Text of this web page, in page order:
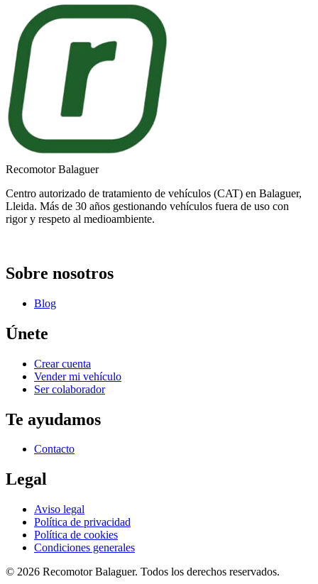
Recomotor Balaguer
Centro autorizado de tratamiento de vehículos (CAT) en Balaguer,
Lleida. Más de 30 años gestionando vehículos fuera de uso con
rigor y respeto al medioambiente.
Sobre nosotros
Blog
Únete
Crear cuenta
Vender mi vehículo
Ser colaborador
Te ayudamos
Contacto
Legal
Aviso legal
Política de privacidad
Política de cookies
Condiciones generales
© 2026 RecomotorBalaguer. Todos los derechos reservados.